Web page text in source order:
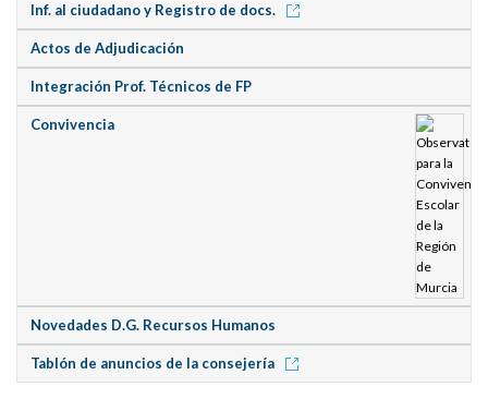
Inf. al ciudadano y Registro de docs.
Actos de Adjudicación
Integración Prof. Técnicos de FP
Convivencia
Novedades D.G. Recursos Humanos
Tablón de anuncios de la consejería